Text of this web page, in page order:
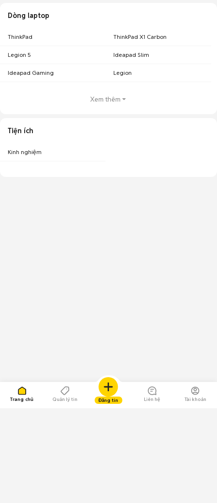
Trang chủ Quản lý tin Đăng tin Liên hệ Tài khoản
Dòng laptop
ThinkPad ThinkPad X1 Carbon
Legion 5 Ideapad Slim
Ideapad Gaming Legion
Xem thêm
Tiện ích
Kinh nghiệm